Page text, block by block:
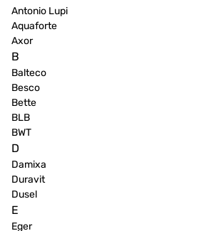
Antonio Lupi
Aquaforte
Axor
B
Balteco
Besco
Bette
BLB
BWT
D
Damixa
Duravit
Dusel
E
Eger